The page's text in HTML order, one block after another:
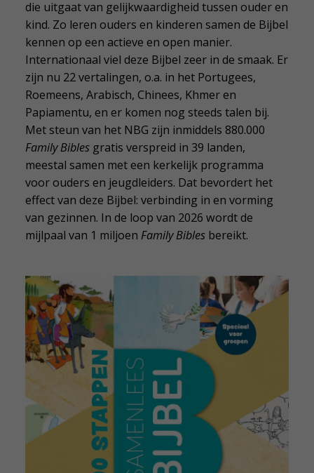
die uitgaat van gelijkwaardigheid tussen ouder en
kind. Zo leren ouders en kinderen samen de Bijbel
kennen op een actieve en open manier.
Internationaal viel deze Bijbel zeer in de smaak. Er
zijn nu 22 vertalingen, o.a. in het Portugees,
Roemeens, Arabisch, Chinees, Khmer en
Papiamentu, en er komen nog steeds talen bij.
Met steun van het NBG zijn inmiddels 880.000
Family Bibles gratis verspreid in 39 landen,
meestal samen met een kerkelijk programma
voor ouders en jeugdleiders. Dat bevordert het
effect van deze Bijbel: verbinding in en vorming
van gezinnen. In de loop van 2026 wordt de
mijlpaal van 1 miljoen Family Bibles bereikt.